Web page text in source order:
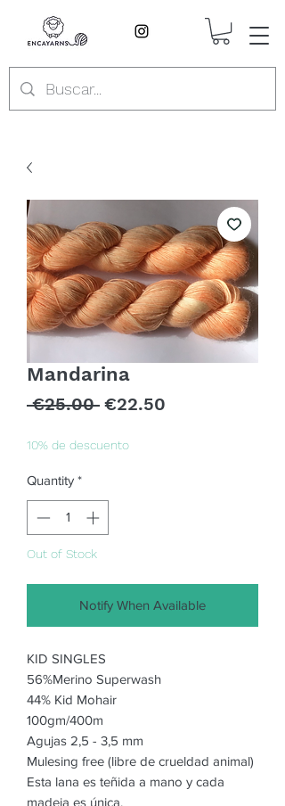
Mandarina
€25.00 Regular
€22.50
10% de descuento
Quantity *
Out of Stock
Notify When Available
KID SINGLES
56%Merino Superwash
44% Kid Mohair
100gm/400m
Agujas 2,5 - 3,5 mm
Mulesing free (libre de crueldad animal)
Esta lana es teñida a mano y cada
madeja es única.